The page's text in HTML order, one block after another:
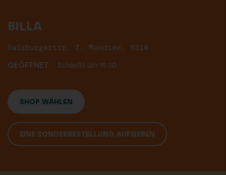
BILLA
Salzburgerstr. 7, Mondsee, 5310
GEÖFFNET
Schließt um 19:30
SHOP WÄHLEN
EINE SONDERBESTELLUNG AUFGEBEN